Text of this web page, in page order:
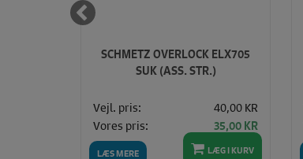
SCHMETZ OVERLOCK ELX705
SUK (ASS. STR.)
LÆS MERE
Vejl. pris:
40,00 KR
Vores pris:
35,00 KR
LÆG I KURV